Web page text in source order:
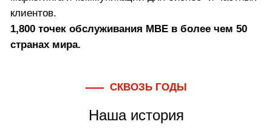
клиентов.
1,800 точек обслуживания MBE в более чем 50
странах мира.
СКВОЗЬ ГОДЫ
Наша история